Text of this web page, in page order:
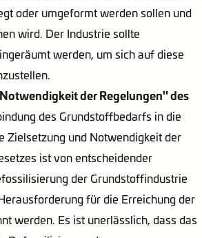
oder umgeformt werden sollen und
wird. Der Industrie sollte
werden, um sich auf diese
der Regelungen" des
des Grundstoffbedarfs in die
Zielsetzung und Notwendigkeit der
ist von entscheidender
der Grundstoffindustrie
für die Erreichung der
werden. Es ist unerlässlich, dass das